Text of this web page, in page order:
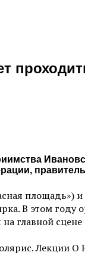
В этом году
главной
Лекции